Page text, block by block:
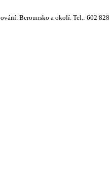
Berounsko a okolí. Tel.: 602